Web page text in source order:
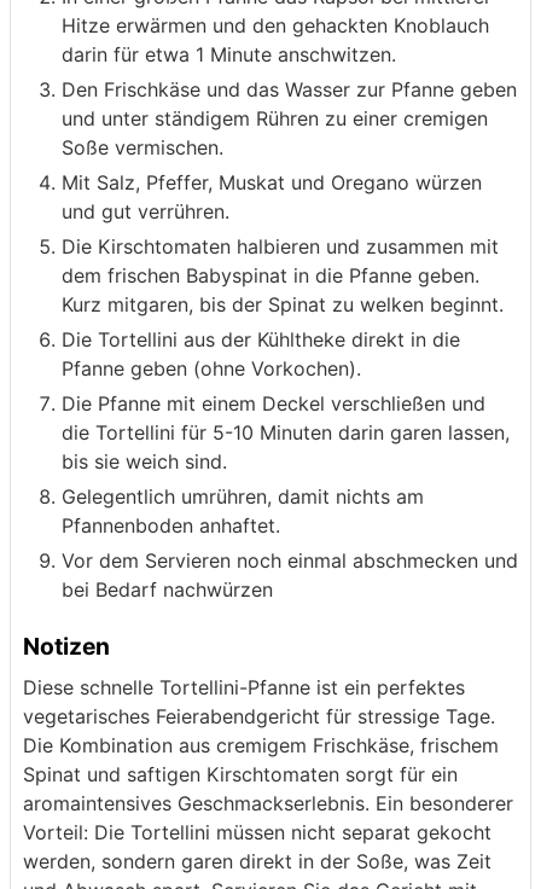
Hitze erwärmen und den gehackten Knoblauch
darin für etwa 1 Minute anschwitzen.
Den Frischkäse und das Wasser zur Pfanne geben
und unter ständigem Rühren zu einer cremigen
Soße vermischen.
Mit Salz, Pfeffer, Muskat und Oregano würzen
und gut verrühren.
Die Kirschtomaten halbieren und zusammen mit
dem frischen Babyspinat in die Pfanne geben.
Kurz mitgaren, bis der Spinat zu welken beginnt.
Die Tortellini aus der Kühltheke direkt in die
Pfanne geben (ohne Vorkochen).
Die Pfanne mit einem Deckel verschließen und
die Tortellini für 5-10 Minuten darin garen lassen,
bis sie weich sind.
Gelegentlich umrühren, damit nichts am
Pfannenboden anhaftet.
Vor dem Servieren noch einmal abschmecken und
bei Bedarf nachwürzen
Notizen
Diese schnelle Tortellini-Pfanne ist ein perfektes
vegetarisches Feierabendgericht für stressige Tage.
Die Kombination aus cremigem Frischkäse, frischem
Spinat und saftigen Kirschtomaten sorgt für ein
aromaintensives Geschmackserlebnis. Ein besonderer
Vorteil: Die Tortellini müssen nicht separat gekocht
werden, sondern garen direkt in der Soße, was Zeit